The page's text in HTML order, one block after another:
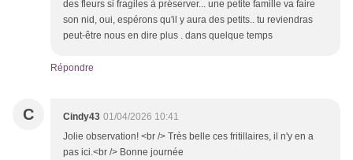
des fleurs si fragiles à préserver... une petite famille va faire
son nid, oui, espérons qu'il y aura des petits.. tu reviendras
peut-être nous en dire plus . dans quelque temps
Répondre
C Cindy43 01/04/2026 10:41
Jolie observation! <br /> Très belle ces fritillaires, il n'y en a
pas ici.<br /> Bonne journée